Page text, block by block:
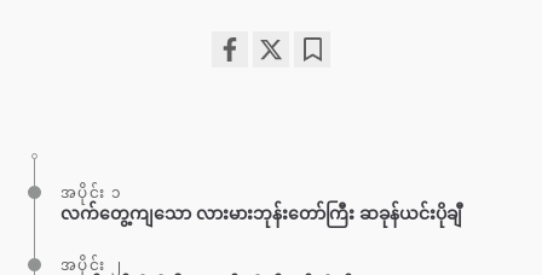
အပိုင်း ၁
လက်တွေ့ကျသော လားမားဘုန်းတော်ကြီး ဆခုန်ယင်းပိုချီ
အပိုင်း ၂